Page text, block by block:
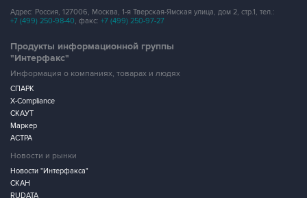
Адрес: Россия, 127006, Москва, 1-я Тверская-Ямская улица, дом 2, стр.1, тел.:
+7 (499) 250-98-40, факс: +7 (499) 250-97-27
Продукты информационной группы
"Интерфакс"
Информация о компаниях, товарах и людях
СПАРК
X-Compliance
СКАУТ
Маркер
АСТРА
Новости и рынки
Новости "Интерфакса"
СКАН
RUDATA